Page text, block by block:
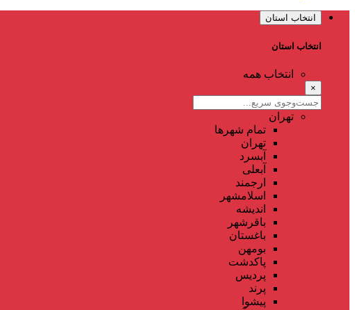
انتخاب استان
انتخاب استان
انتخاب همه
×
تهران
تمام شهر‌ها
تهران
آبسرد
آبعلی
ارجمند
اسلامشهر
اندیشه
باقرشهر
باغستان
بومهن
پاکدشت
پردیس
پرند
پیشوا